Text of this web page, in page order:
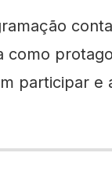
participar e